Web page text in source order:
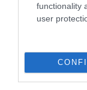
functionality
user
06.08.2026 | 09:03
«Οι εντελώς
τα ζώα που